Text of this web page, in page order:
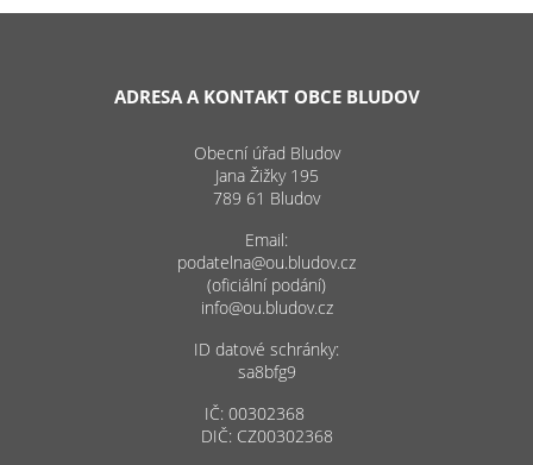
ADRESA A KONTAKT OBCE BLUDOV
Obecní úřad Bludov
Jana Žižky 195
789 61 Bludov
Email:
podatelna@ou.bludov.cz
(oficiální podání)
info@ou.bludov.cz
ID datové schránky:
sa8bfg9
IČ: 00302368
DIČ: CZ00302368